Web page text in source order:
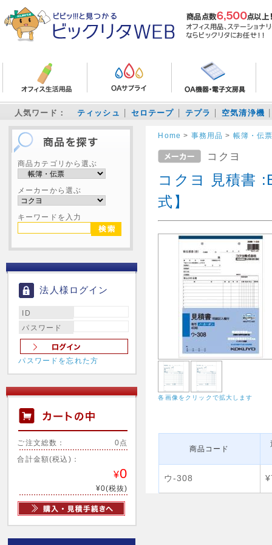
人気ワード： ティッシュ セロテープ テプラ 空気清浄機
商品カテゴリから選ぶ
メーカーから選ぶ
キーワードを入力
法人様ログイン
ID
パスワード
パスワードを忘れた方
ご注文総数： 0点
合計金額(税込)：
¥0
¥0(税抜)
Home > 事務用品 > 帳簿・伝
コクヨ
コクヨ 見積書
式】
各画像をクリックで拡大します
商品コード
ウ-308